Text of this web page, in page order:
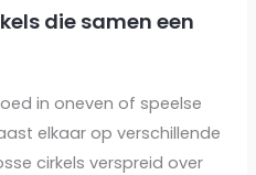
die samen een
in oneven of speelse
elkaar op verschillende
cirkels verspreid over